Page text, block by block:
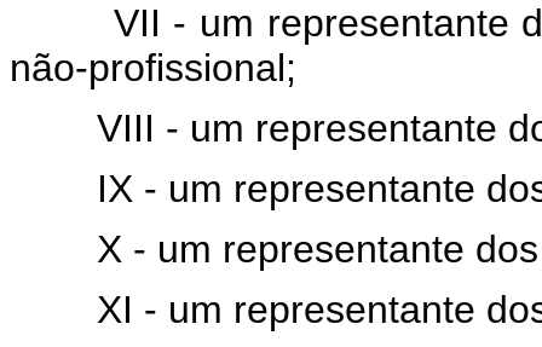
VII - um representante
não-profissional;
VIII - um representante
IX - um representante dos
X - um representante dos
XI - um representante dos